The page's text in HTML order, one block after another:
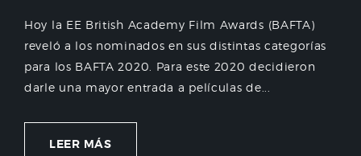
Hoy la EE British Academy Film Awards (BAFTA)
reveló a los nominados en sus distintas categorías
para los BAFTA 2020. Para este 2020 decidieron
darle una mayor entrada a películas de...
LEER MÁS